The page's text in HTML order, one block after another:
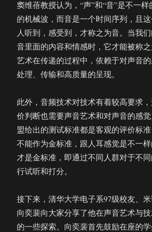
窦维蓓教授认为，“声”和“音”是不一
的机械波，而音是一个时间序列，且
人听到，感受到，才称之为音。当我
音里面的内容和情感时，它才能被称
艺术在传递的过程中，依赖于对声音的
处理、传输和高质量的呈现。
此外，音频技术对技术有着较高要求
价判断也需要声音艺术和对声音的感
盟给出的测试标准都是客观的评价标
不能作为金标准，跟人耳感觉是不一
才是金标准，即通过不同人群对于不
行试听和打分。
接下来，清华大学电子系97级校友、
向奕裴向大家分享了他在声音艺术与
的一些探索。向奕裴首先鼓励在座的